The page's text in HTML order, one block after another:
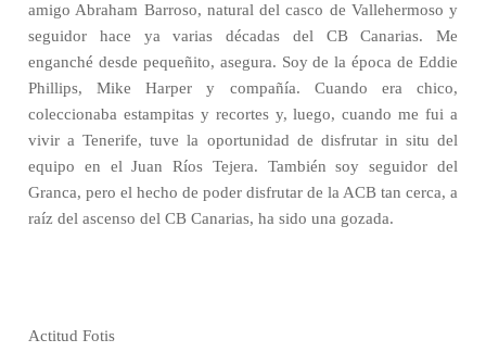
amigo Abraham Barroso, natural del casco de Vallehermoso y
seguidor hace ya varias décadas del CB Canarias. Me
enganché desde pequeñito, asegura. Soy de la época de Eddie
Phillips, Mike Harper y compañía. Cuando era chico,
coleccionaba estampitas y recortes y, luego, cuando me fui a
vivir a Tenerife, tuve la oportunidad de disfrutar in situ del
equipo en el Juan Ríos Tejera. También soy seguidor del
Granca, pero el hecho de poder disfrutar de la ACB tan cerca, a
raíz del ascenso del CB Canarias, ha sido una gozada.
Actitud Fotis